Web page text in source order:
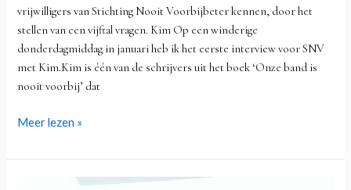
vrijwilligers van Stichting Nooit Voorbijbeter kennen, door het
stellen van een vijftal vragen. Kim Op een winderige
donderdagmiddag in januari heb ik het eerste interview voor SNV
met Kim.Kim is één van de schrijvers uit het boek ‘Onze band is
nooit voorbij’ dat
Meer lezen »